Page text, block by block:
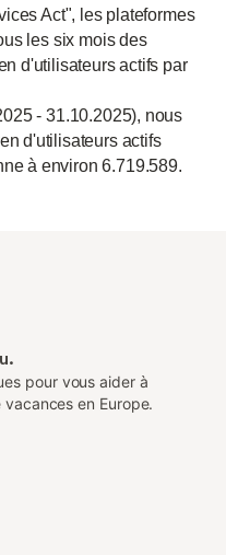
Act", les plateformes
les six mois des
d'utilisateurs actifs par
- 31.10.2025), nous
d'utilisateurs actifs
à environ 6.719.589.
pour vous aider à
en Europe.